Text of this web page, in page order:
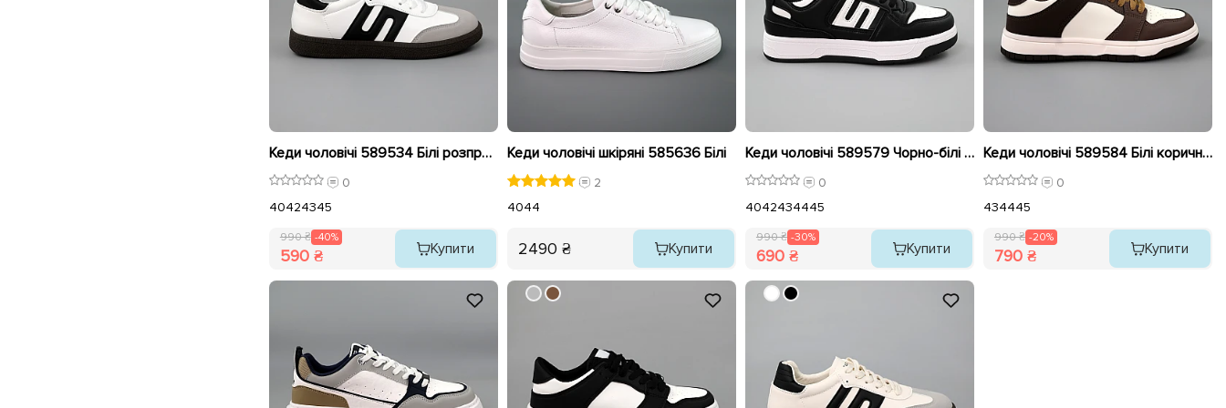
Кеди чоловічі 589534 Білі розпродаж
0
40424345
990 ₴ -40%
590 ₴ Купити
Кеди чоловічі шкіряні 585636 Білі
2
4044
2490 ₴ Купити
Кеди чоловічі 589579 Чорно-білі розпродаж
0
4042434445
990 ₴ -30%
690 ₴ Купити
Кеди чоловічі 589584 Білі коричневі розпродаж
0
434445
990 ₴ -20%
790 ₴ Купити